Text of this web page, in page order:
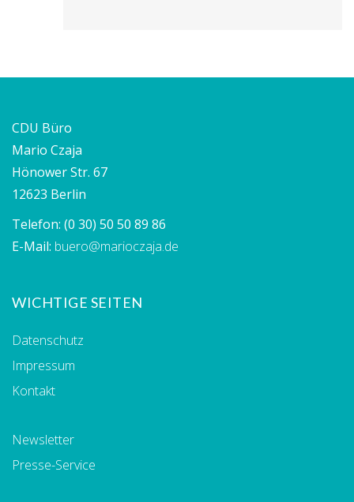
CDU Büro
Mario Czaja
Hönower Str. 67
12623 Berlin
Telefon: (0 30) 50 50 89 86
E-Mail: buero@marioczaja.de
WICHTIGE SEITEN
Datenschutz
Impressum
Kontakt
Newsletter
Presse-Service